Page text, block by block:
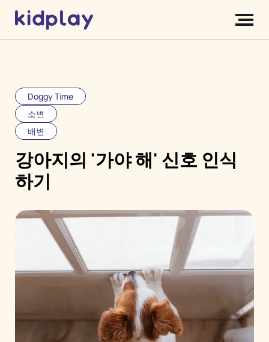
Doggy Time
소변
배변
강아지의 '가야 해' 신호 인식
하기